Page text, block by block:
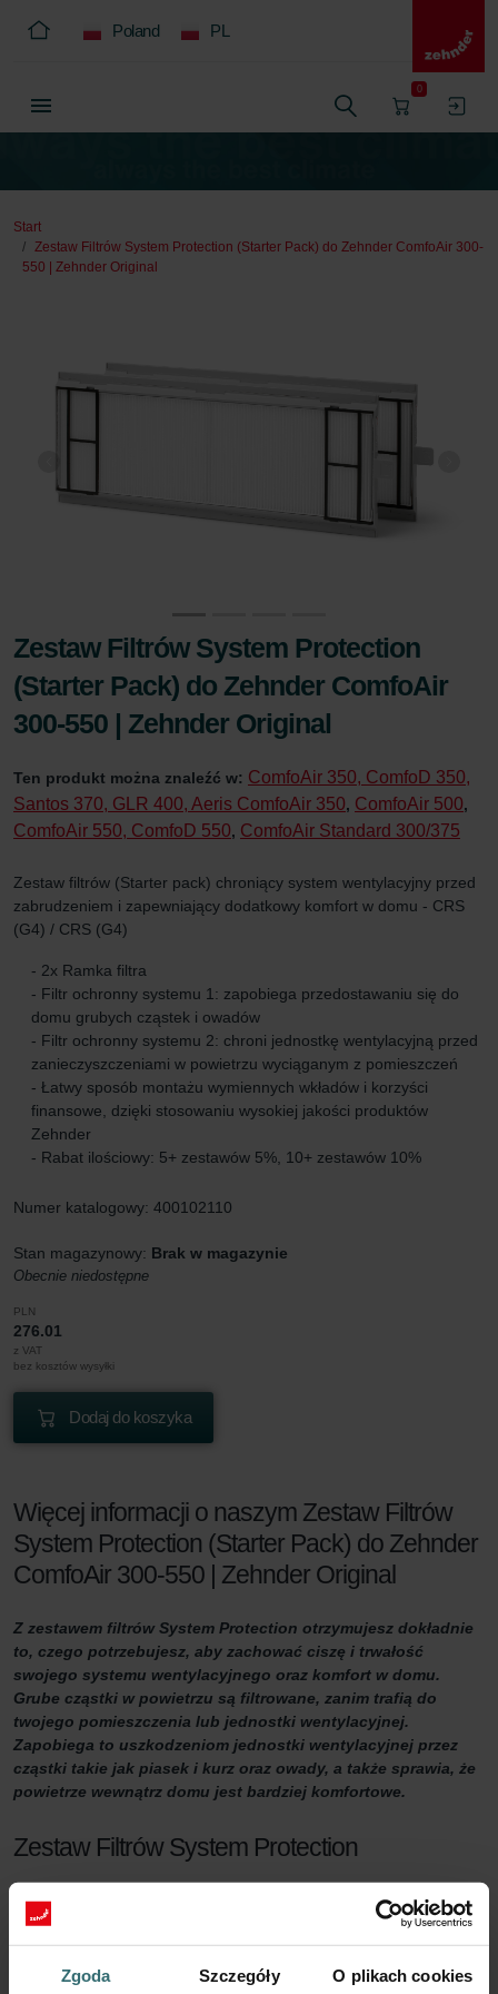
Zgoda Szczegóły O plikach cookies
Poland PL
0
Start
Zestaw Filtrów System Protection (Starter Pack) do Zehnder ComfoAir 300-
550 | Zehnder Original
Zestaw Filtrów System Protection
(Starter Pack) do Zehnder ComfoAir
300-550 | Zehnder Original
Ten produkt można znaleźć w: ComfoAir 350, ComfoD 350,
Santos 370, GLR 400, Aeris ComfoAir 350, ComfoAir 500,
ComfoAir 550, ComfoD 550, ComfoAir Standard 300/375
Zestaw filtrów (Starter pack) chroniący system wentylacyjny przed
zabrudzeniem i zapewniający dodatkowy komfort w domu - CRS
(G4) / CRS (G4)
- 2x Ramka filtra
- Filtr ochronny systemu 1: zapobiega przedostawaniu się do
domu grubych cząstek i owadów
- Filtr ochronny systemu 2: chroni jednostkę wentylacyjną przed
zanieczyszczeniami w powietrzu wyciąganym z pomieszczeń
- Łatwy sposób montażu wymiennych wkładów i korzyści
finansowe, dzięki stosowaniu wysokiej jakości produktów
Zehnder
- Rabat ilościowy: 5+ zestawów 5%, 10+ zestawów 10%
Numer katalogowy: 400102110
Stan magazynowy: Brak w magazynie
Obecnie niedostępne
PLN
276.01
z VAT
bez kosztów wysyłki
Dodaj do koszyka
Więcej informacji o naszym Zestaw Filtrów
System Protection (Starter Pack) do Zehnder
ComfoAir 300-550 | Zehnder Original
Z zestawem filtrów System Protection otrzymujesz dokładnie
to, czego potrzebujesz, aby zachować ciszę i trwałość
swojego systemu wentylacyjnego oraz komfort w domu.
Grube cząstki w powietrzu są filtrowane, zanim trafią do
twojego pomieszczenia lub jednostki wentylacyjnej.
Zapobiega to uszkodzeniom jednostki wentylacyjnej przez
cząstki takie jak piasek i kurz oraz owady, a także sprawia, że
powietrze wewnątrz domu jest bardziej komfortowe.
Zestaw Filtrów System Protection
Chcesz mieć pewność, że twój dom jest odpowiednio
wentylowany? Ważne jest prawidłowe utrzymanie systemu
wentylacji. Jednym ze sposobów jest regularna wymiana filtrów w
jednostce wentylacyjnej, przynajmniej dwa razy w roku.